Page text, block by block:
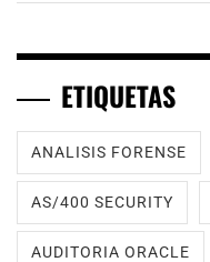
ETIQUETAS
ANALISIS FORENSE
AS/400 SECURITY
AUDITORIA ORACLE